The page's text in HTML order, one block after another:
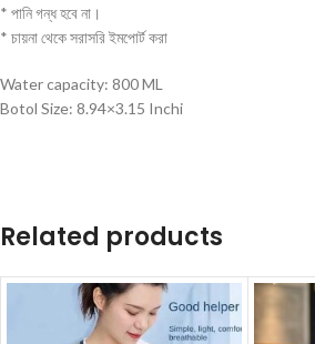
* পানি গন্ধ হবে না।
* চায়না থেকে সরাসরি ইমপোর্ট করা
Water capacity: 800 ML
Botol Size: 8.94×3.15 Inchi
Related products